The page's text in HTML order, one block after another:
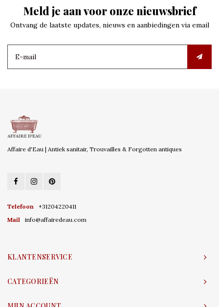
Meld je aan voor onze nieuwsbrief
Ontvang de laatste updates, nieuws en aanbiedingen via email
Affaire d'Eau | Antiek sanitair, Trouvailles & Forgotten antiques
Telefoon
+31204220411
Mail
info@affairedeau.com
KLANTENSERVICE
CATEGORIEËN